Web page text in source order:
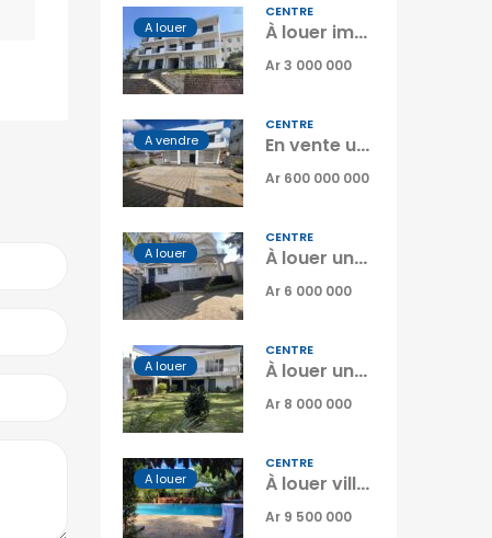
A louer
CENTRE
À louer immeuble résidentiel situé dans un quartier calme et sécurisé à Analamahitsy Park Madagascar
Ar 3 000 000
A vendre
CENTRE
En vente une charmante villa neuve type F6 sur un terrain de 352 m2 située à Alasora Madagascar
Ar 600 000 000
A louer
CENTRE
À louer une grande villa T8 sur trois niveaux avec jardin située à Analamahitsy Madagascar
Ar 6 000 000
A louer
CENTRE
À louer une spacieuse villa type F5 située dans le quartier résidentiel calme et recherché d’Androhibe Tananarive
Ar 8 000 000
A louer
CENTRE
À louer villa T4 meublée avec piscine et jardin située à Analamahitsy Ilafy Tananarive
Ar 9 500 000
Diégo-Suarez
Fianarantsoa
NOS AUTRES SITES
OFIM site web du
groupe